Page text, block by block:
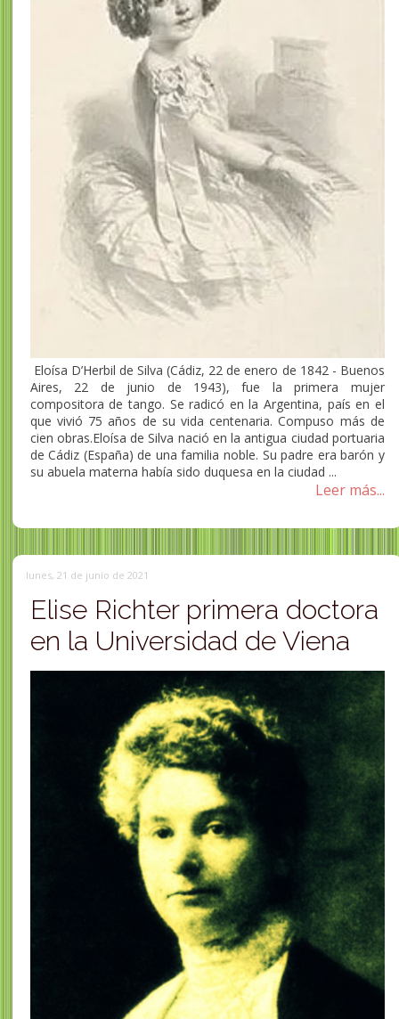
Eloísa D’Herbil de Silva (Cádiz, 22 de enero de 1842 - Buenos
Aires, 22 de junio de 1943), fue la primera mujer
compositora de tango. Se radicó en la Argentina, país en el
que vivió 75 años de su vida centenaria. Compuso más de
cien obras.Eloísa de Silva nació en la antigua ciudad portuaria
de Cádiz (España) de una familia noble. Su padre era barón y
su abuela materna había sido duquesa en la ciudad ...
Leer más...
lunes, 21 de junio de 2021
Elise Richter primera doctora
en la Universidad de Viena